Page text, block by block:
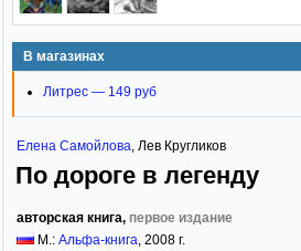
В магазинах
Литрес — 149 руб
Елена Самойлова Лев Кругликов
По дороге в легенду
авторская книга, первое издание
М.: Альфа-книга 2008 г.